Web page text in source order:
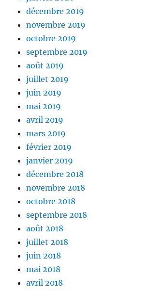
décembre 2019
novembre 2019
octobre 2019
septembre 2019
août 2019
juillet 2019
juin 2019
mai 2019
avril 2019
mars 2019
février 2019
janvier 2019
décembre 2018
novembre 2018
octobre 2018
septembre 2018
août 2018
juillet 2018
juin 2018
mai 2018
avril 2018